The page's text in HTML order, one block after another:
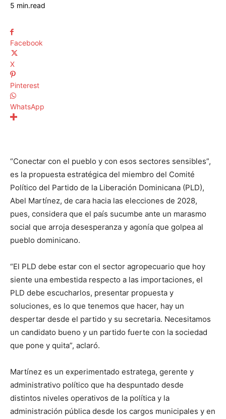
5 min.read
Facebook
X
Pinterest
WhatsApp
“Conectar con el pueblo y con esos sectores sensibles”,
es la propuesta estratégica del miembro del Comité
Político del Partido de la Liberación Dominicana (PLD),
Abel Martínez, de cara hacia las elecciones de 2028,
pues, considera que el país sucumbe ante un marasmo
social que arroja desesperanza y agonía que golpea al
pueblo dominicano.
“El PLD debe estar con el sector agropecuario que hoy
siente una embestida respecto a las importaciones, el
PLD debe escucharlos, presentar propuesta y
soluciones, es lo que tenemos que hacer, hay un
despertar desde el partido y su secretaria. Necesitamos
un candidato bueno y un partido fuerte con la sociedad
que pone y quita”, aclaró.
Martínez es un experimentado estratega, gerente y
administrativo político que ha despuntado desde
distintos niveles operativos de la política y la
administración pública desde los cargos municipales y en